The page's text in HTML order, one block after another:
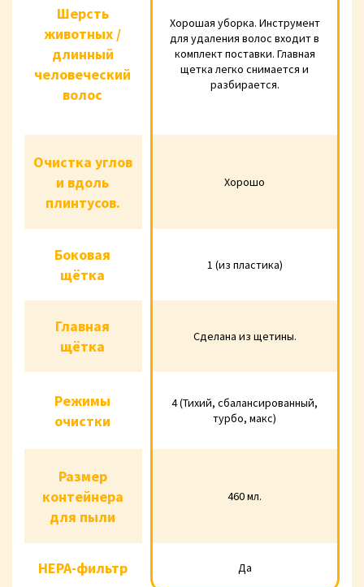
Шерсть
животных /
длинный
человеческий
волос
Инструмент для
удаления волос
входит в комплект
поставки. Главная
щетка легко
удаления
входит в
поставки.
Очистка
углов и вдоль
плинтусов.
Хорошо
Боковая
щётка
1 (из пластика)
Главная
щётка
Сделана из
Режимы
очистки
4 (Тихий,
сбалансированный,
Размер
контейнера
для пыли
460 мл.
HEPA-фильтр Да
Хорошая уборка. Инструмент
для удаления волос входит в
комплект поставки. Главная
щетка легко снимается и
разбирается.
Хорошо
1 (из пластика)
Сделана из щетины.
4 (Тихий, сбалансированный,
турбо, макс)
460 мл.
Да
Шерсть
животных /
длинный
человеческий
волос
Очистка углов
и вдоль
плинтусов.
Боковая
щётка
Главная
щётка
Режимы
очистки
Размер
контейнера
для пыли
HEPA-фильтр